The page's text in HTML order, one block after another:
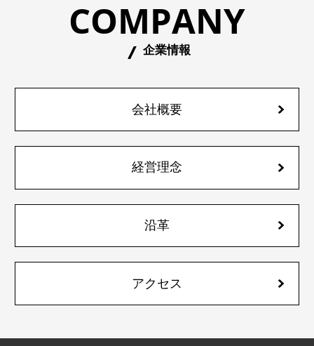
COMPANY
企業情報
会社概要
経営理念
沿革
アクセス